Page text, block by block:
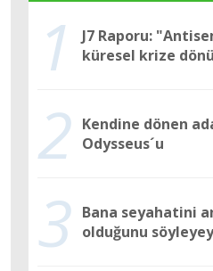
1
J7 Raporu:
küresel krize
2 Kendine dönen
Odysseus´u
3 Bana seyahatini
olduğunu